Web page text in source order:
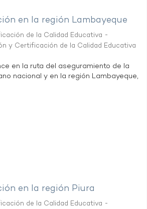
en la región Lambayeque
de la Calidad Educativa -
y Certificación de la Calidad Educativa
en la ruta del aseguramiento de la
nacional y en la región Lambayeque,
en la región Piura
de la Calidad Educativa -